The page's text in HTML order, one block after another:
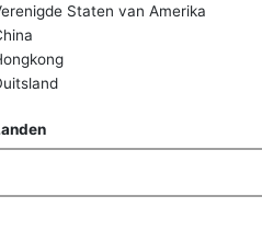
Staten van Amerika